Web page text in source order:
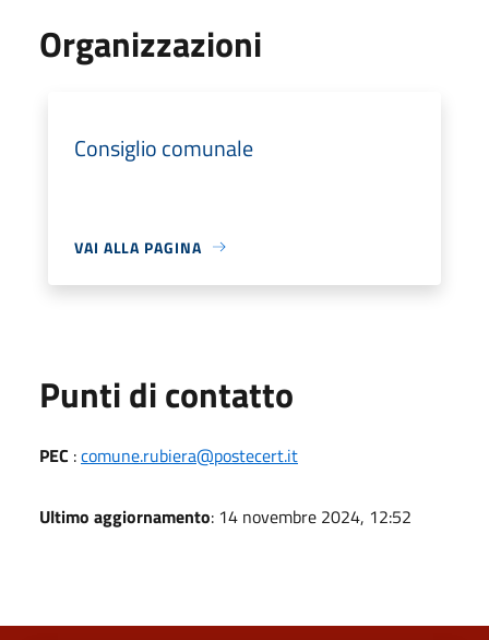
Organizzazioni
Consiglio comunale
VAI ALLA PAGINA
Punti di contatto
PEC :comune.rubiera@postecert.it
Ultimo aggiornamento: 14 novembre 2024, 12:52